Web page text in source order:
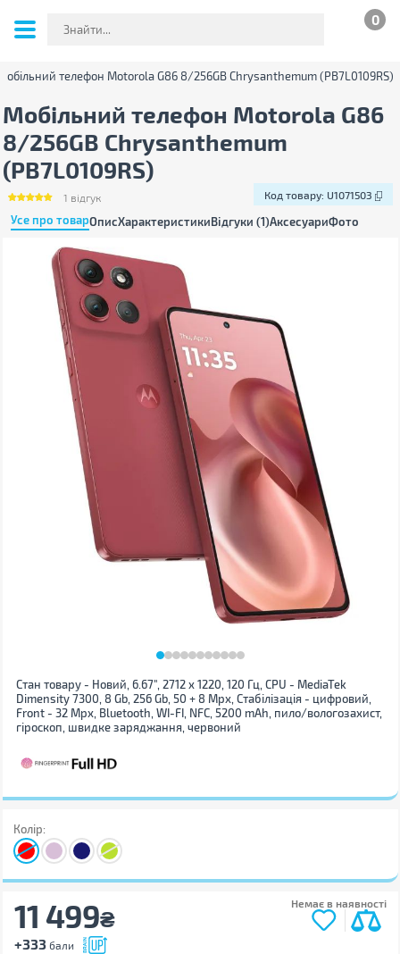
0
телефон Motorola G86 8/256GB Chrysanthemum (PB7L0109RS)
Мобільний телефон Motorola G86
8/256GB Chrysanthemum
(PB7L0109RS)
Усе про товарОписХарактеристикиВідгуки (1)АксесуариФото
1 відгук Код товару: U1071503
Стан товару - Новий, 6.67", 2712 x 1220, 120 Гц, CPU - MediaTek
Dimensity 7300, 8 Gb, 256 Gb, 50 + 8 Mpx, Стабілізація - цифровий,
Front - 32 Mpx, Bluetooth, WI-FI, NFC, 5200 mAh, пило/вологозахист,
гіроскоп, швидке заряджання, червоний
Колір:
11 499₴
+333бали
Немає в наявності